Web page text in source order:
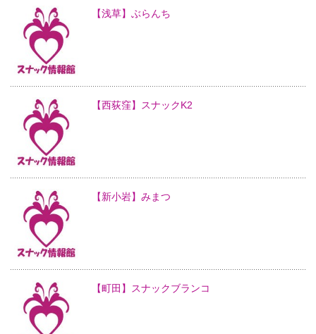
【浅草】ぶらんち
【西荻窪】スナックK2
【新小岩】みまつ
【町田】スナックブランコ